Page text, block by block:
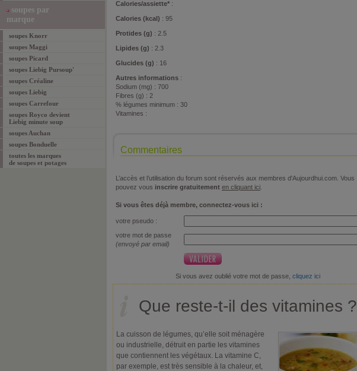
soupes par
marque
soupes Knorr
soupes Maggi
soupes Picard
soupes Liebig Pursoup'
soupes Créaline
soupes Liebig
soupes Carrefour
soupes Royco devient
Liebig minute soup
soupes Auchan
soupes Bonduelle
toutes les marques
de soupes et potages
Calories/assiette* :
Calories (kcal) : 95
Protides (g) : 2.5
Lipides (g) : 2.3
Glucides (g) : 16
Autres informations :
Sodium (mg) : 700
Fibres (g) : 2
% légumes minimum : 30
Vitamines :
Commentaires
L’accès et l’utilisation du forum sont réservés aux membres d'Aujourdhui.com. Vous
pouvez vous inscrire gratuitement en cliquant ici
Si vous êtes déjà membre, connectez-vous ici :
votre pseudo :
votre mot de passe
(envoyé par email)
Si vous avez oublié votre mot de passe, cliquez ici
Que reste-t-il des vitamines ?
La cuisson de légumes, qu’elle soit ménagère
ou industrielle, détruit en partie les vitamines
que contiennent les végétaux. La vitamine C,
par exemple, est très sensible à la chaleur, et,